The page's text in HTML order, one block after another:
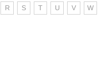
R S T U V W